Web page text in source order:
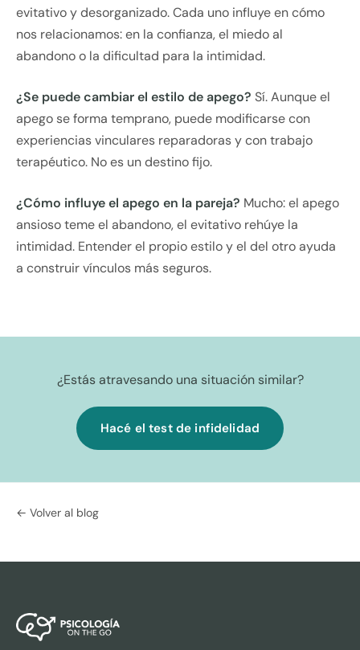
evitativo y desorganizado. Cada uno influye en cómo
nos relacionamos: en la confianza, el miedo al
abandono o la dificultad para la intimidad.
¿Se puede cambiar el estilo de apego? Sí. Aunque el
apego se forma temprano, puede modificarse con
experiencias vinculares reparadoras y con trabajo
terapéutico. No es un destino fijo.
¿Cómo influye el apego en la pareja? Mucho: el apego
ansioso teme el abandono, el evitativo rehúye la
intimidad. Entender el propio estilo y el del otro ayuda
a construir vínculos más seguros.
¿Estás atravesando una situación similar?
Hacé el test de infidelidad
← Volver al blog